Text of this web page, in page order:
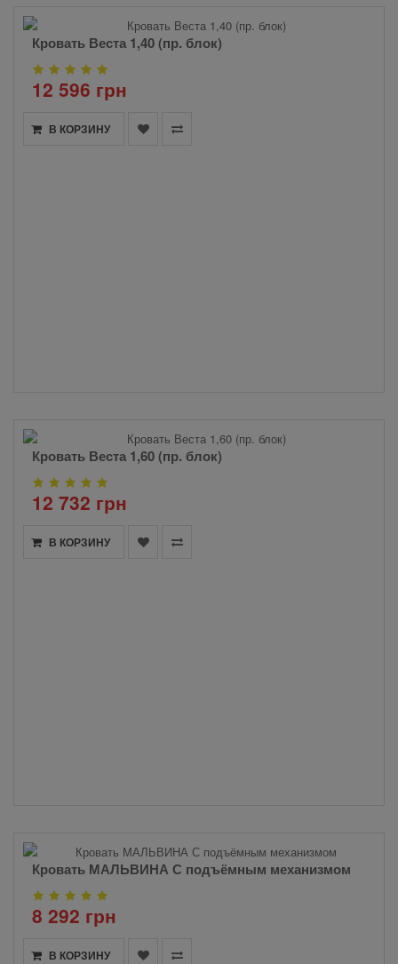
Кровать Веста 1,40 (пр. блок)
12 596 грн
В КОРЗИНУ
Кровать Веста 1,60 (пр. блок)
12 732 грн
В КОРЗИНУ
Кровать МАЛЬВИНА С подъёмным механизмом
8 292 грн
В КОРЗИНУ